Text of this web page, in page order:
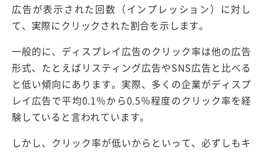
広告が表示された回数（インプレッション）に対し
て、実際にクリックされた割合を示します。
一般的に、ディスプレイ広告のクリック率は他の広告
形式、たとえばリスティング広告やSNS広告と比べる
と低い傾向にあります。実際、多くの企業がディスプ
レイ広告で平均0.1％から0.5％程度のクリック率を経
験していると言われています。
しかし、クリック率が低いからといって、必ずしもキ